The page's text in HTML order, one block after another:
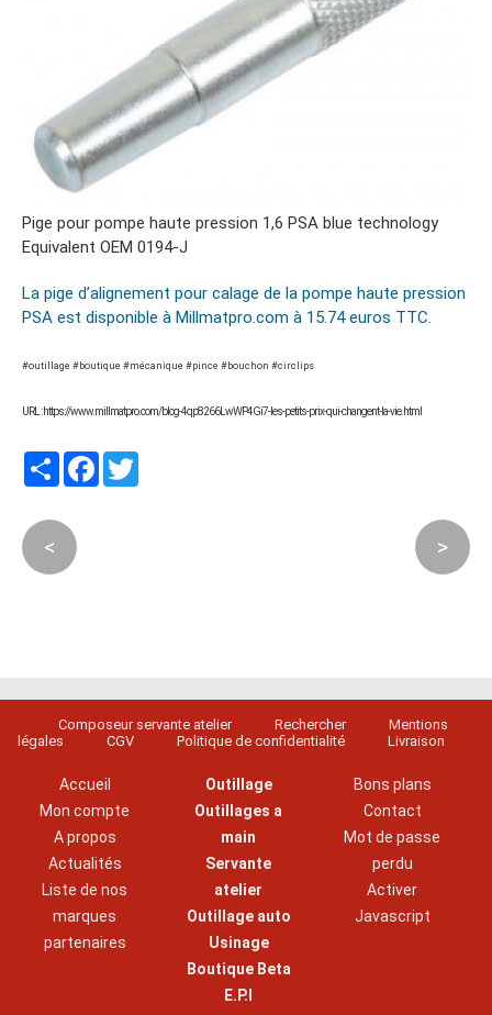
Pige pour pompe haute pression 1,6 PSA blue technology
Equivalent OEM 0194-J
La pige d’alignement pour calage de la pompe haute pression
PSA est disponible à Millmatpro.com à 15.74 euros TTC.
#outillage #boutique #mécanique #pince #bouchon #circlips
URL : https://www.millmatpro.com/blog-4qp8266LwWP4Gi7-les-petits-prix-qui-changent-la-vie.html
PartagerFacebook
< >
Composeur servante atelier Rechercher
Mentions
légales
CGV Politique de confidentialité Livraison
Accueil
Mon compte
A propos
Actualités
Liste de nos
marques
partenaires
Outillage
Outillages a
main
Servante
atelier
Outillage auto
Usinage
Boutique Beta
E.P.I
Bons plans
Contact
Mot de passe
perdu
Activer
Javascript